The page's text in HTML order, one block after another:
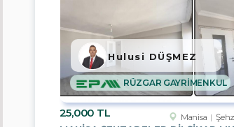
25,000 TL Manisa
RÜZGAR GAYRİMENKUL
Hulusi DÜŞMEZ